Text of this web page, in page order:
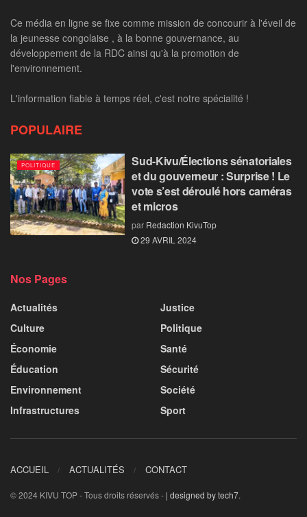
Ce média en ligne se fixe comme mission de concourir à l'éveil de
la jeunesse congolaise , à la bonne gouvernance, au
développement de la RDC ainsi qu'à la promotion de
l'environnement.
L'information fiable à temps réel, c'est notre spécialité !
POPULAIRE
POLITIQUE
Sud-Kivu/Élections sénatoriales
et du gouverneur : Surprise ! Le
vote s’est déroulé hors caméras
et micros
par Redaction KivuTop
29 AVRIL 2024
Nos Pages
Actualités
Culture
Économie
Éducation
Environnement
Infrastructures
Justice
Politique
Santé
Sécurité
Société
Sport
ACCUEIL ACTUALITÉS CONTACT
© 2024 KIVU TOP - Tous droits réservés - | designed by tech7.